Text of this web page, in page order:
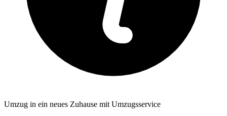
Umzug in ein neues Zuhause mit Umzugsservice